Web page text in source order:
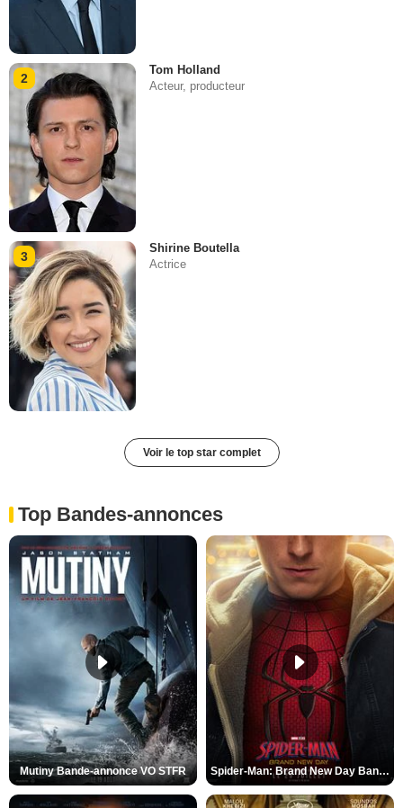
2
Tom Holland
Acteur, producteur
3
Shirine Boutella
Actrice
Voir le top star complet
Top Bandes-annonces
Mutiny Bande-annonce VO STFR Spider-Man: Brand New Day Bande-annonce VO STFR